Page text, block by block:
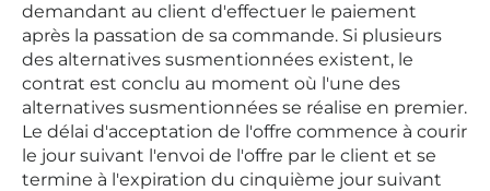
demandant au client d'effectuer le paiement
après la passation de sa commande. Si plusieurs
des alternatives susmentionnées existent, le
contrat est conclu au moment où l'une des
alternatives susmentionnées se réalise en premier.
Le délai d'acceptation de l'offre commence à courir
le jour suivant l'envoi de l'offre par le client et se
termine à l'expiration du cinquième jour suivant